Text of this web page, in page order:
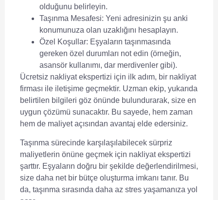
olduğunu belirleyin.
Taşınma Mesafesi: Yeni adresinizin şu anki
konumunuza olan uzaklığını hesaplayın.
Özel Koşullar: Eşyaların taşınmasında
gereken özel durumları not edin (örneğin,
asansör kullanımı, dar merdivenler gibi).
Ücretsiz nakliyat ekspertizi için ilk adım, bir nakliyat
firması ile iletişime geçmektir. Uzman ekip, yukarıda
belirtilen bilgileri göz önünde bulundurarak, size en
uygun çözümü sunacaktır. Bu sayede, hem zaman
hem de maliyet açısından avantaj elde edersiniz.
Taşınma sürecinde karşılaşılabilecek sürpriz
maliyetlerin önüne geçmek için nakliyat ekspertizi
şarttır. Eşyaların doğru bir şekilde değerlendirilmesi,
size daha net bir bütçe oluşturma imkanı tanır. Bu
da, taşınma sırasında daha az stres yaşamanıza yol